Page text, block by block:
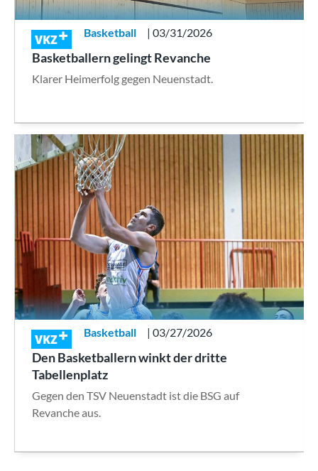
VKZ Basketball | 03/31/2026
Basketballern gelingt Revanche
Klarer Heimerfolg gegen Neuenstadt.
VKZ Basketball | 03/27/2026
Den Basketballern winkt der dritte
Tabellenplatz
Gegen den TSV Neuenstadt ist die BSG auf
Revanche aus.